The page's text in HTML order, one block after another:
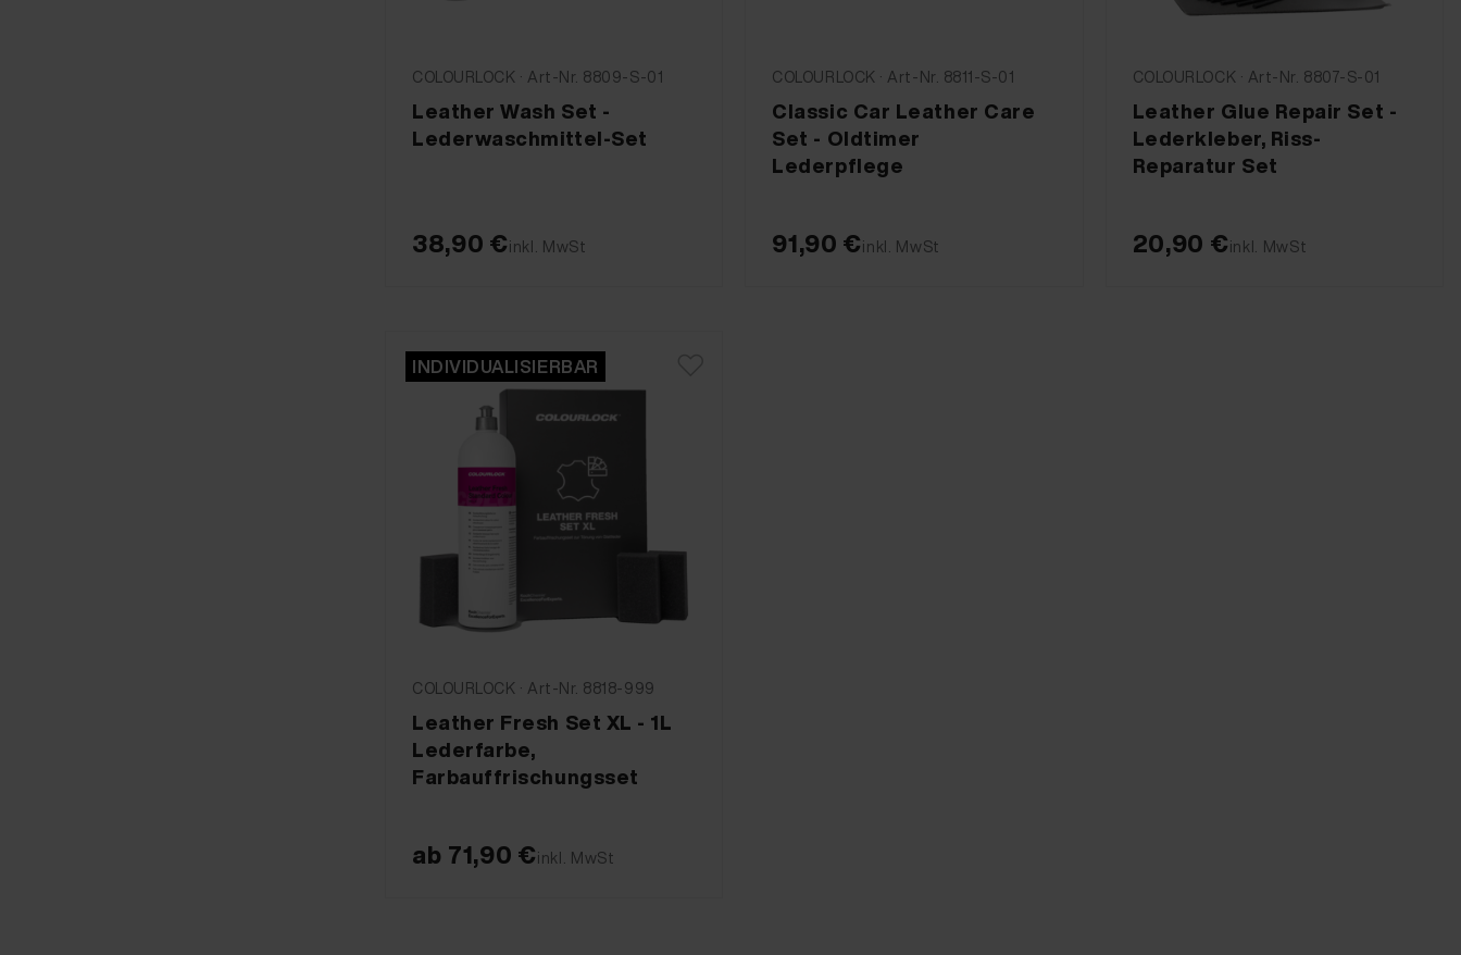
COLOURLOCK · Art-Nr. 8809-S-01
Leather Wash Set -
Lederwaschmittel-Set
38,90 €inkl. MwSt
COLOURLOCK · Art-Nr. 8811-S-01
Classic Car Leather Care
Set - Oldtimer
Lederpflege
91,90 €inkl. MwSt
COLOURLOCK · Art-Nr. 8807-S-01
Leather Glue Repair Set -
Lederkleber, Riss-
Reparatur Set
20,90 €inkl. MwSt
INDIVIDUALISIERBAR
COLOURLOCK · Art-Nr. 8818-999
Leather Fresh Set XL - 1L
Lederfarbe,
Farbauffrischungsset
ab 71,90 €inkl. MwSt